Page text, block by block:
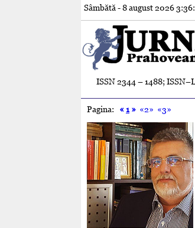
Sâmbătă - 8 august 2026
ISSN 2344 – 1488;
Pagina: «1 » «2» «3»